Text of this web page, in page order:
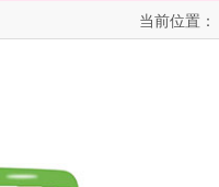
当前位置：